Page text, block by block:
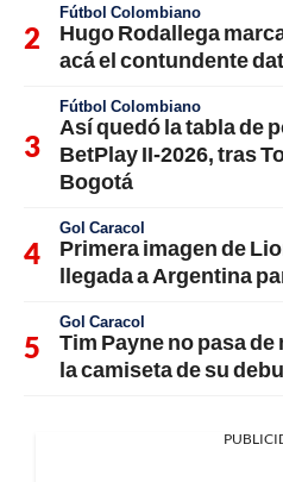
Fútbol Colombiano
Hugo Rodallega
acá el contundente
Fútbol Colombiano
Así quedó la tabla de
BetPlay II-2026, tras
Bogotá
Gol Caracol
Primera imagen de
llegada a Argentina
Gol Caracol
Tim Payne no pasa
la camiseta de su